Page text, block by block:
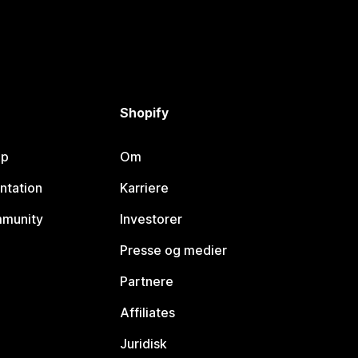
Shopify
Om
Karriere
Investorer
Presse og medier
Partnere
Affiliates
Juridisk